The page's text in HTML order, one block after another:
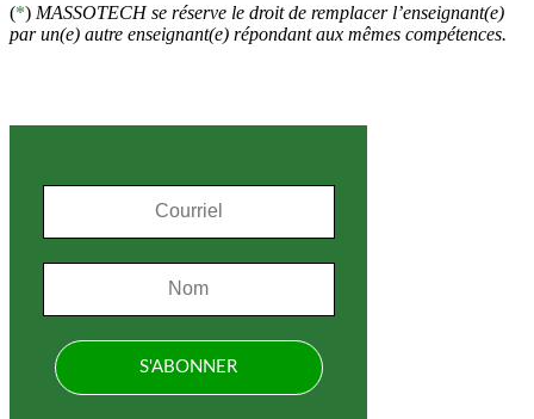
(*) MASSOTECH se réserve le droit de remplacer l’enseignant(e)
par un(e) autre enseignant(e) répondant aux mêmes compétences.